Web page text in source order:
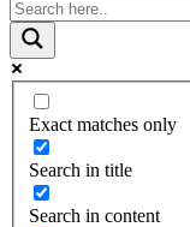
Exact matches only
Search in title
Search in content